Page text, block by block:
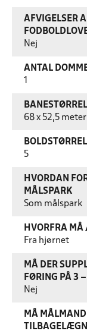
AFVIGELSER
Nej
ANTAL
68 x 52,5 meter
5
HVORDAN
MÅLSPARK
Som målspark
HVORFRA
Fra hjørnet
MÅ DER
FØRING PÅ 3
Nej
MÅ